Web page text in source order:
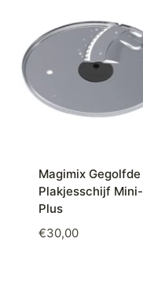
Magimix Gegolfde
Plakjesschijf Mini-
Plus
€30,00